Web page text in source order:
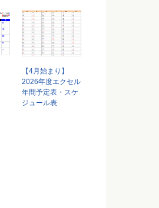
【4月始まり】
2026年度エクセル
年間予定表・スケ
ジュール表